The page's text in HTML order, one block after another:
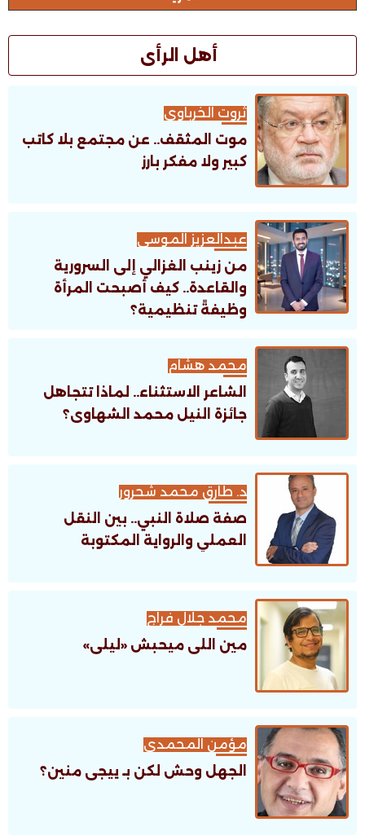
أهل الرأى
ثروت الخرباوى
موت المثقف.. عن مجتمع بلا كاتب
كبير ولا مفكر بارز
عبدالعزيز الموسى
من زينب الغزالي إلى السرورية
والقاعدة.. كيف أصبحت المرأة
وظيفةً تنظيمية؟
محمد هشام
الشاعر الاستثناء.. لماذا تتجاهل
جائزة النيل محمد الشهاوى؟
د. طارق محمد شحرور
صفة صلاة النبي.. بين النقل
العملي والرواية المكتوبة
محمد جلال فراج
مين اللى ميحبش «ليلى»
مؤمن المحمدى
الجهل وحش لكن بـ ييجى منين؟